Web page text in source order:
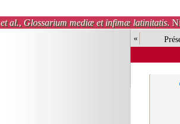
et al., Glossarium mediæ et infimæ latinitatis.
«